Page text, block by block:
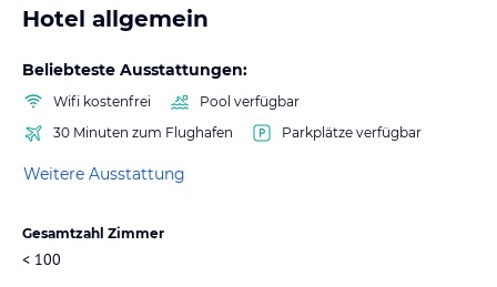
Hotel allgemein
Beliebteste Ausstattungen:
Wifi kostenfrei
Pool verfügbar
30 Minuten zum Flughafen
Parkplätze verfügbar
Weitere Ausstattung
Gesamtzahl Zimmer
< 100